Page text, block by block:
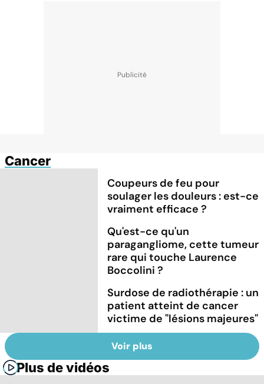
Cancer
Coupeurs de feu pour
soulager les douleurs : est-ce
vraiment efficace ?
Qu'est-ce qu'un
paragangliome, cette tumeur
rare qui touche Laurence
Boccolini ?
Surdose de radiothérapie : un
patient atteint de cancer
victime de "lésions majeures"
Voir plus
Plus de vidéos